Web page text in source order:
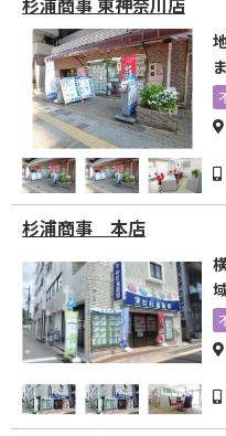
杉浦商事 本店